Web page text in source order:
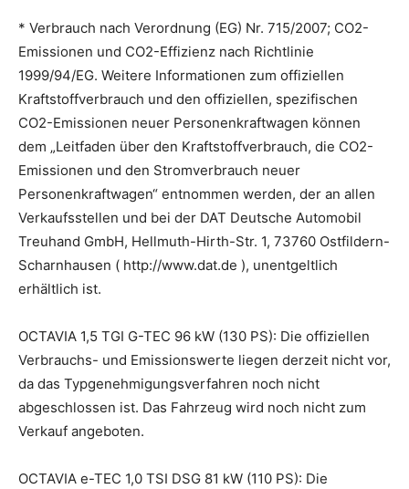
* Verbrauch nach Verordnung (EG) Nr. 715/2007; CO2-
Emissionen und CO2-Effizienz nach Richtlinie
1999/94/EG. Weitere Informationen zum offiziellen
Kraftstoffverbrauch und den offiziellen, spezifischen
CO2-Emissionen neuer Personenkraftwagen können
dem „Leitfaden über den Kraftstoffverbrauch, die CO2-
Emissionen und den Stromverbrauch neuer
Personenkraftwagen“ entnommen werden, der an allen
Verkaufsstellen und bei der DAT Deutsche Automobil
Treuhand GmbH, Hellmuth-Hirth-Str. 1, 73760 Ostfildern-
Scharnhausen ( http://www.dat.de ), unentgeltlich
erhältlich ist.
OCTAVIA 1,5 TGI G-TEC 96 kW (130 PS): Die offiziellen
Verbrauchs- und Emissionswerte liegen derzeit nicht vor,
da das Typgenehmigungsverfahren noch nicht
abgeschlossen ist. Das Fahrzeug wird noch nicht zum
Verkauf angeboten.
OCTAVIA e-TEC 1,0 TSI DSG 81 kW (110 PS): Die